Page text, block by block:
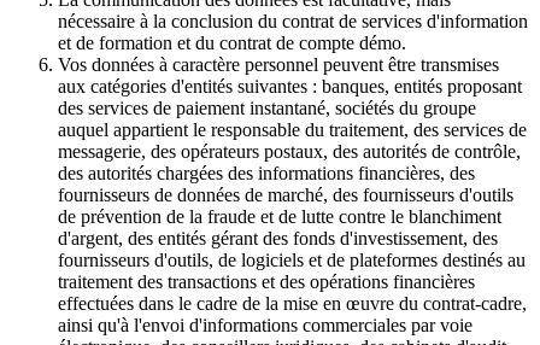
nécessaire à la conclusion du contrat de services d'information
et de formation et du contrat de compte démo.
Vos données à caractère personnel peuvent être transmises
aux catégories d'entités suivantes : banques, entités proposant
des services de paiement instantané, sociétés du groupe
auquel appartient le responsable du traitement, des services de
messagerie, des opérateurs postaux, des autorités de contrôle,
des autorités chargées des informations financières, des
fournisseurs de données de marché, des fournisseurs d'outils
de prévention de la fraude et de lutte contre le blanchiment
d'argent, des entités gérant des fonds d'investissement, des
fournisseurs d'outils, de logiciels et de plateformes destinés au
traitement des transactions et des opérations financières
effectuées dans le cadre de la mise en œuvre du contrat-cadre,
ainsi qu'à l'envoi d'informations commerciales par voie